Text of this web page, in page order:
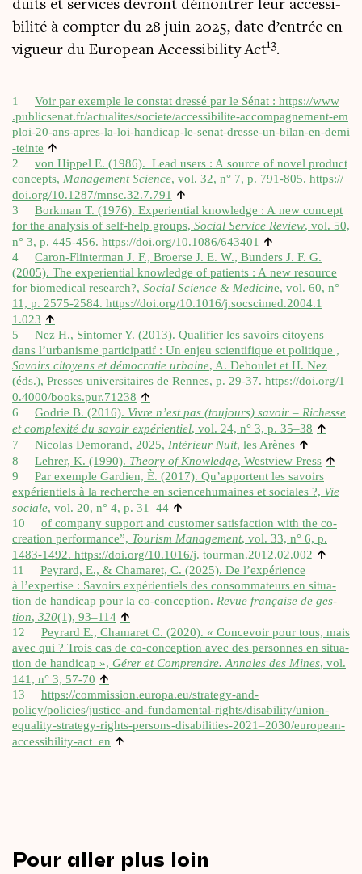
duits et ser­vices devront démon­trer leur acces­si­
bi­li­té à comp­ter du 28 juin 2025, date d’en­trée en
vigueur du Euro­pean Acces­si­bi­li­ty Act13.
1 Voir par exemple le constat dres­sé par le Sénat : https://​www​
.public​se​nat​.fr/​a​c​t​u​a​l​i​t​e​s​/​s​o​c​i​e​t​e​/​a​c​c​e​s​s​i​b​i​l​i​t​e​-​a​c​c​o​m​p​a​g​n​e​m​e​n​t​-​e​m​
p​l​o​i​-​2​0​-​a​n​s​-​a​p​r​e​s​-​l​a​-​l​o​i​-​h​a​n​d​i​c​a​p​-​l​e​-​s​e​n​a​t​-​d​r​e​s​s​e​-​u​n​-​b​i​l​a​n​-​e​n​-​d​e​m​i​
-​t​einte ↑
2
von Hip­pel E. (1986). Lead users : A source of novel pro­duct
concepts, Mana­ge­ment Science, vol. 32, n° 7, p. 791‑805. https://​
doi​.org/​1​0​.​1​2​8​7​/​m​n​s​c​.​3​2​.​7.791 ↑
3
Bork­man T. (1976). Expe­rien­tial know­ledge : A new concept
for the ana­ly­sis of self-help groups, Social Ser­vice Review, vol. 50,
n° 3, p. 445‑456. https://​doi​.org/​1​0​.​1​0​8​6​/​6​43401 ↑
4
Caron-Flin­ter­man J. F., Broerse J. E. W., Bun­ders J. F. G.
(2005). The expe­rien­tial know­ledge of patients : A new resource
for bio­me­di­cal research?, Social Science & Medi­cine, vol. 60, n°
11, p. 2575‑2584. https://​doi​.org/​1​0​.​1​0​1​6​/​j​.​s​o​c​s​c​i​m​e​d​.​2​0​0​4​.​1​
1.023 ↑
5
Nez H., Sin­to­mer Y. (2013). Qua­li­fier les savoirs citoyens
dans l’urbanisme par­ti­ci­pa­tif : Un enjeu scien­ti­fique et poli­tique ,
Savoirs citoyens et démo­cra­tie urbaine, A. Debou­let et H. Nez
(éds.), Presses uni­ver­si­taires de Rennes, p. 29‑37. https://​doi​.org/​1​
0​.​4​0​0​0​/​b​o​o​k​s​.​p​u​r​.​71238 ↑
6 Godrie B. (2016). Vivre n’est pas (tou­jours) savoir – Richesse
et com­plexi­té du savoir expé­rien­tiel, vol. 24, n° 3, p. 35–38 ↑
7 Nico­las Demo­rand, 2025, Inté­rieur Nuit, les Arènes ↑
8 Leh­rer, K. (1990). Theo­ry of Know­ledge, West­view Press ↑
9
Par exemple Gar­dien, È. (2017). Qu’apportent les savoirs
expé­rien­tiels à la recherche en scien­ce­hu­maines et sociales ?, Vie
sociale, vol. 20, n° 4, p. 31–44 ↑
10
of com­pa­ny sup­port and cus­to­mer satis­fac­tion with the co-
crea­tion per­for­mance”, Tou­rism Mana­ge­ment, vol. 33, n° 6, p.
1483‑1492. https://​doi​.org/​1​0​.​1​016/j. tourman.2012.02.002 ↑
11
Pey­rard, E., & Cha­ma­ret, C. (2025). De l’expérience
à l’expertise : Savoirs expé­rien­tiels des consom­ma­teurs en situa­
tion de han­di­cap pour la co-concep­tion. Revue fran­çaise de ges­
tion, 320(1), 93–114 ↑
12
Pey­rard E., Cha­ma­ret C. (2020). « Conce­voir pour tous, mais
avec qui ? Trois cas de co-concep­tion avec des per­sonnes en situa­
tion de han­di­cap », Gérer et Com­prendre. Annales des Mines, vol.
141, n° 3, 57‑70 ↑
13
https://commission.europa.eu/strategy-and-
policy/policies/justice-and-fundamental-rights/disability/union-
equality-strategy-rights-persons-disabilities-2021–2030/european-
accessibility-act_en ↑
Pour aller plus loin